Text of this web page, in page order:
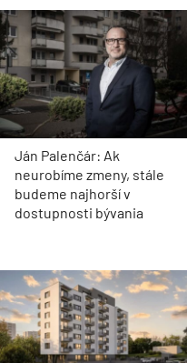
Ján Palenčár: Ak
neurobíme zmeny, stále
budeme najhorší v
dostupnosti bývania